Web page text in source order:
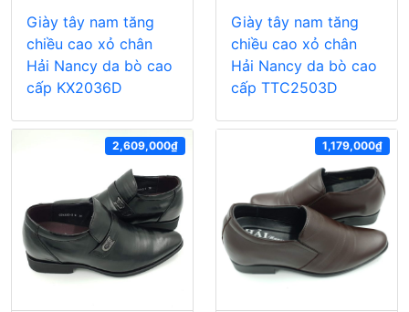
Giày tây nam tăng
chiều cao xỏ chân
Hải Nancy da bò cao
cấp KX2036D
Giày tây nam tăng
chiều cao xỏ chân
Hải Nancy da bò cao
cấp TTC2503D
2,609,000₫ 1,179,000₫